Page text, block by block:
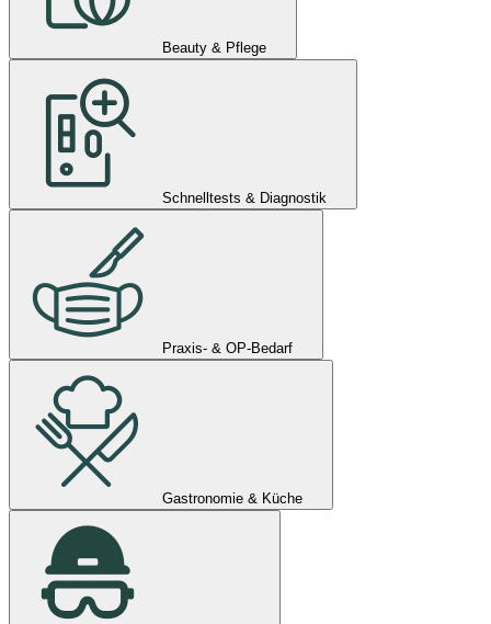
Beauty & Pflege
Schnelltests & Diagnostik
Praxis- & OP-Bedarf
Gastronomie & Küche